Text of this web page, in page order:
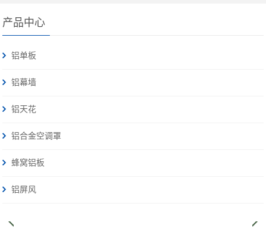
产品中心
铝单板
铝幕墙
铝天花
铝合金空调罩
蜂窝铝板
铝屏风